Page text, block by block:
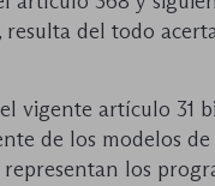
resulta del todo
vigente artículo 31
de los modelos
los